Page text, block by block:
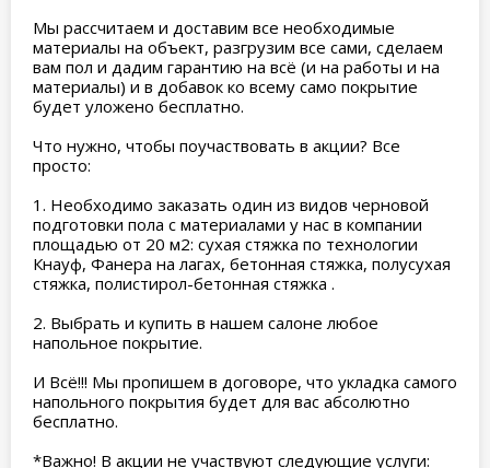
Мы рассчитаем и доставим все необходимые
материалы на объект, разгрузим все сами, сделаем
вам пол и дадим гарантию на всё (и на работы и на
материалы) и в добавок ко всему само покрытие
будет уложено бесплатно.
Что нужно, чтобы поучаствовать в акции? Все
просто:
1. Необходимо заказать один из видов черновой
подготовки пола с материалами у нас в компании
площадью от 20 м2: сухая стяжка по технологии
Кнауф, Фанера на лагах, бетонная стяжка, полусухая
стяжка, полистирол-бетонная стяжка .
2. Выбрать и купить в нашем салоне любое
напольное покрытие.
И Всё!!! Мы пропишем в договоре, что укладка самого
напольного покрытия будет для вас абсолютно
бесплатно.
*Важно! В акции не участвуют следующие услуги: